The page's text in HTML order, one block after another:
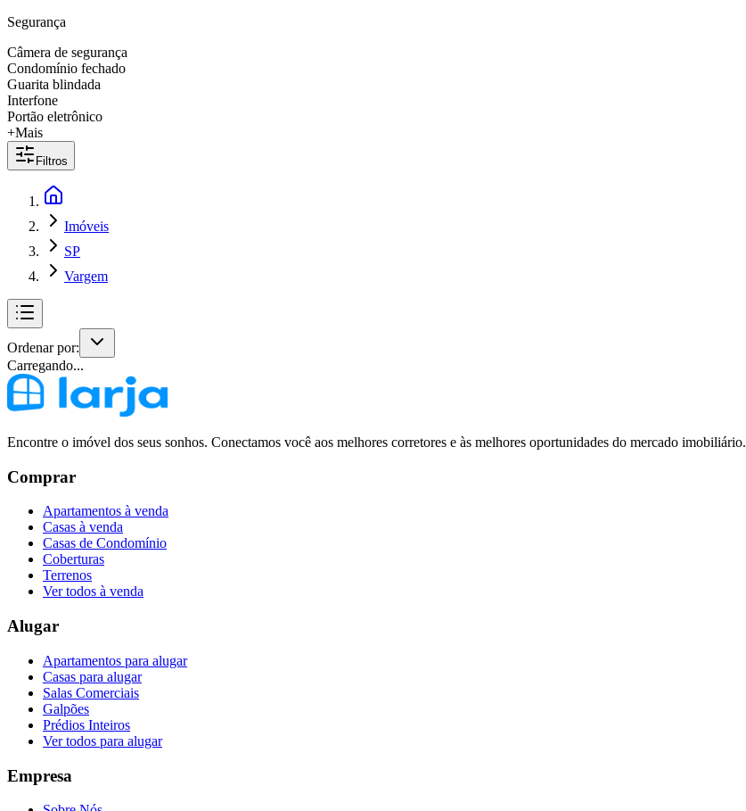
Segurança
Câmera de segurança
Condomínio fechado
Guarita blindada
Interfone
Portão eletrônico
+Mais
Filtros
Imóveis
SP
Vargem
Ordenar por:
Carregando...
Encontre o imóvel dos seus sonhos. Conectamos você aos melhores corretores e às melhores oportunidades do mercado imobiliário.
Comprar
Apartamentos à venda
Casas à venda
Casas de Condomínio
Coberturas
Terrenos
Ver todos à venda
Alugar
Apartamentos para alugar
Casas para alugar
Salas Comerciais
Galpões
Prédios Inteiros
Ver todos para alugar
Empresa